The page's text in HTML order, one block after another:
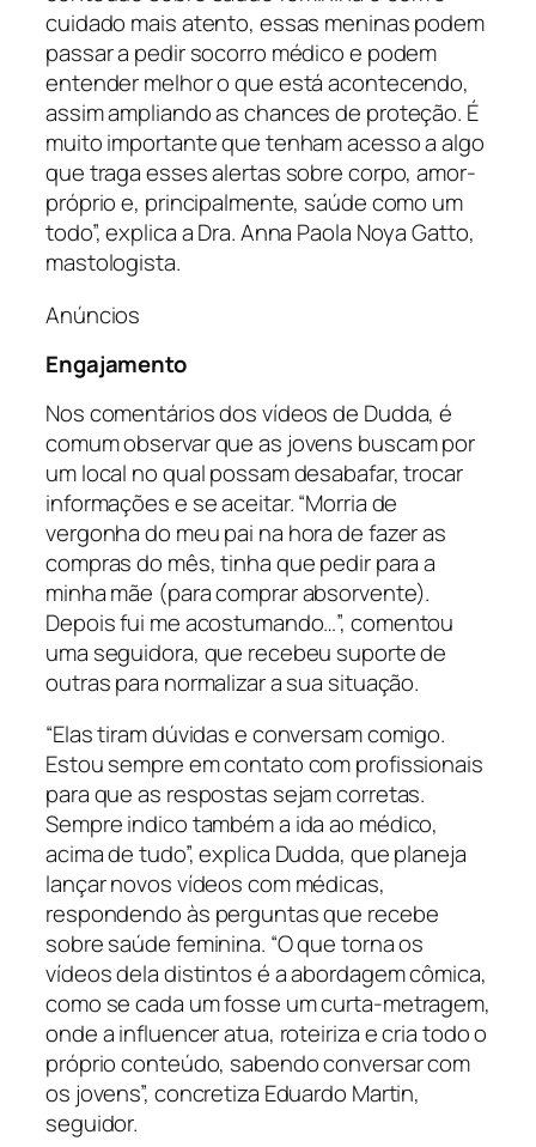
cuidado mais atento, essas meninas podem
passar a pedir socorro médico e podem
entender melhor o que está acontecendo,
assim ampliando as chances de proteção. É
muito importante que tenham acesso a algo
que traga esses alertas sobre corpo, amor-
próprio e, principalmente, saúde como um
todo”, explica a Dra. Anna Paola Noya Gatto,
mastologista.
Anúncios
Engajamento
Nos comentários dos vídeos de Dudda, é
comum observar que as jovens buscam por
um local no qual possam desabafar, trocar
informações e se aceitar. “Morria de
vergonha do meu pai na hora de fazer as
compras do mês, tinha que pedir para a
minha mãe (para comprar absorvente).
Depois fui me acostumando…”, comentou
uma seguidora, que recebeu suporte de
outras para normalizar a sua situação.
“Elas tiram dúvidas e conversam comigo.
Estou sempre em contato com profissionais
para que as respostas sejam corretas.
Sempre indico também a ida ao médico,
acima de tudo”, explica Dudda, que planeja
lançar novos vídeos com médicas,
respondendo às perguntas que recebe
sobre saúde feminina. “O que torna os
vídeos dela distintos é a abordagem cômica,
como se cada um fosse um curta-metragem,
onde a influencer atua, roteiriza e cria todo o
próprio conteúdo, sabendo conversar com
os jovens”, concretiza Eduardo Martin,
seguidor.